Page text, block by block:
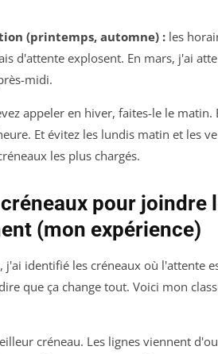
(printemps, automne) :les
d'attente explosent. En mars, j'ai
midi.
appeler en hiver, faites-le le matin.
Et évitez les lundis matin et les
les plus chargés.
pour joindre
(mon expérience)
j'ai identifié les créneaux où l'attente
que ça change tout. Voici mon
créneau. Les lignes viennent